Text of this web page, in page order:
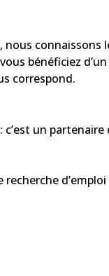
, nous connaissons
bénéficiez
correspond.
c’est un
d’emploi